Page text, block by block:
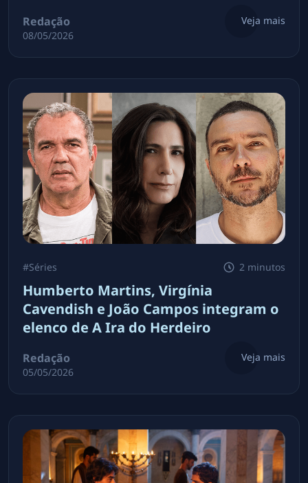
Redação
08/05/2026
Veja mais
#Séries 2 minutos
Humberto Martins, Virgínia
Cavendish e João Campos integram o
elenco de A Ira do Herdeiro
Redação
05/05/2026
Veja mais